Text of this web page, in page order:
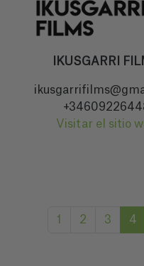
IKUSGARRI
Visitar el sitio
1 2 3 4